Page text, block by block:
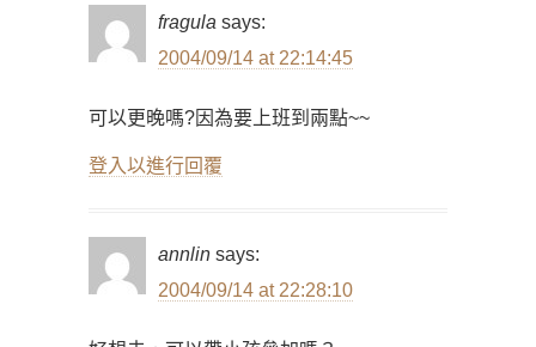
fragula says:
2004/09/14 at 22:14:45
可以更晚嗎?因為要上班到兩點~~
登入以進行回覆
annlin says:
2004/09/14 at 22:28:10